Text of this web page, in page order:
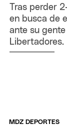
Tras perder
en busca de
ante su
Libertadores.
MDZ DEPORTES